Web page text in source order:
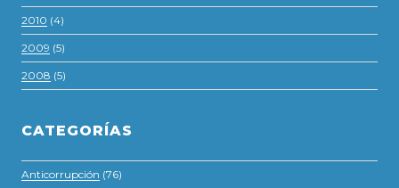
2010 (4)
2009 (5)
2008 (5)
CATEGORÍAS
Anticorrupción (76)